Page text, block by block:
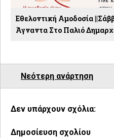
Εθελοντική Αμοδοσία
Άγναντα Στο Παλιό
Νεότερη ανάρτηση
Δεν υπάρχουν σχόλια:
Δημοσίευση σχολίου